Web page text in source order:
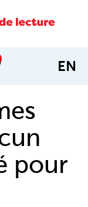
in cart EN
pour